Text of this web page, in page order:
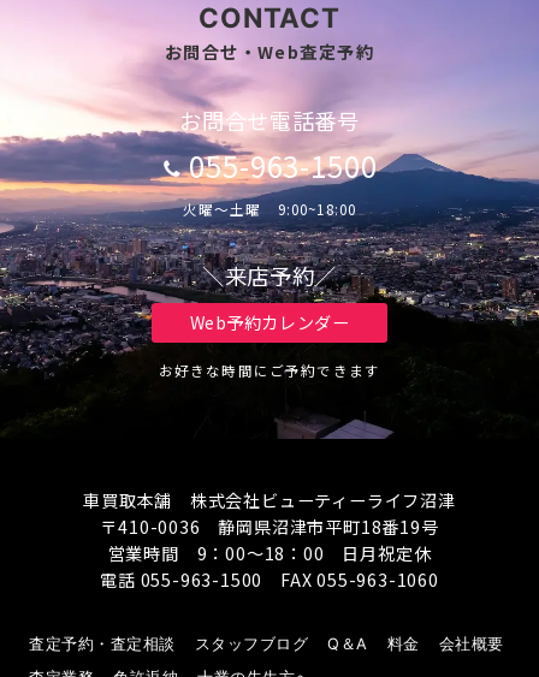
CONTACT
お問合せ・Web査定予約
お問合せ電話番号
055-963-1500
火曜～土曜 9:00~18:00
＼来店予約／
Web予約カレンダー
お好きな時間にご予約できます
車買取本舗 株式会社ビューティーライフ沼津
〒410-0036 静岡県沼津市平町18番19号
営業時間 9：00～18：00 日月祝定休
電話 055-963-1500 FAX 055-963-1060
査定予約・査定相談 スタッフブログ Q＆A 料金
会社概要